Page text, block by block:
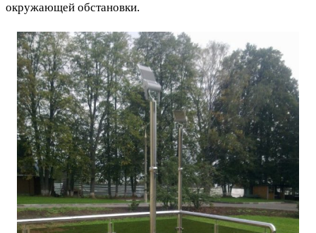
окружающей обстановки.